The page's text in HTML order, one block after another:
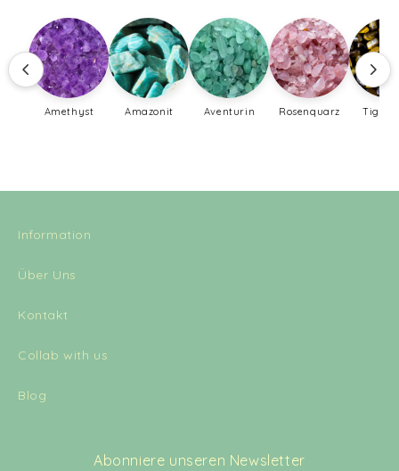
Amethyst Amazonit Aventurin Rosenquarz
Information
Über Uns
Kontakt
Collab with us
Blog
Abonniere unseren Newsletter